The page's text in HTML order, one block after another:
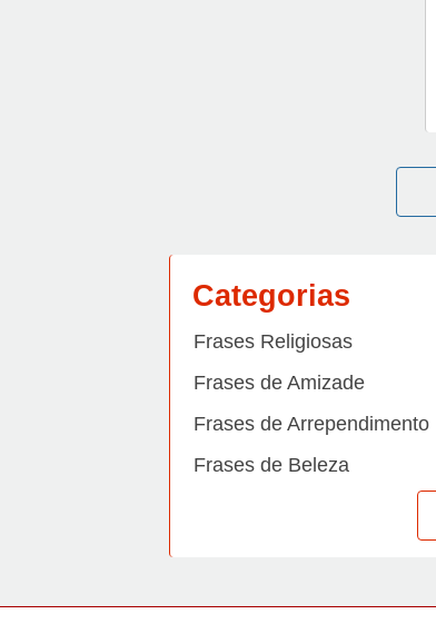
Categorias
Frases Religiosas
Frases de Amizade
Frases de Arrependimento
Frases de Beleza